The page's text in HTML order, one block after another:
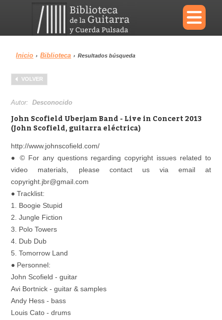
×
Menu
Biblioteca
Área personal
Inicio › Biblioteca › Resultados búsqueda
VOLVER
Autor:Desconocido
John Scofield Uberjam Band - Live in Concert 2013
(John Scofield, guitarra eléctrica)
http://www.johnscofield.com/
● © For any questions regarding copyright issues related to
video materials, please contact us via email at
copyright.jbr@gmail.com
● Tracklist:
1. Boogie Stupid
2. Jungle Fiction
3. Polo Towers
4. Dub Dub
5. Tomorrow Land
● Personnel:
John Scofield - guitar
Avi Bortnick - guitar & samples
Andy Hess - bass
Louis Cato - drums